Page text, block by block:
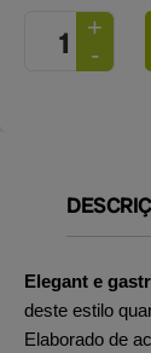
Elegant e
deste estilo
Elaborado de